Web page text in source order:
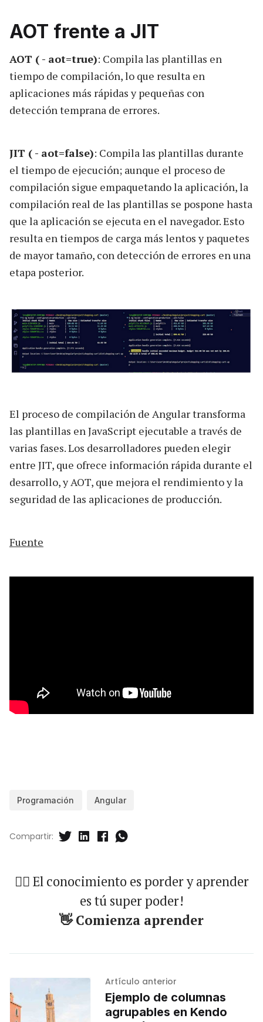
AOT frente a JIT
AOT ( - aot=true): Compila las plantillas en
tiempo de compilación, lo que resulta en
aplicaciones más rápidas y pequeñas con
detección temprana de errores.
JIT ( - aot=false): Compila las plantillas durante
el tiempo de ejecución; aunque el proceso de
compilación sigue empaquetando la aplicación, la
compilación real de las plantillas se pospone hasta
que la aplicación se ejecuta en el navegador. Esto
resulta en tiempos de carga más lentos y paquetes
de mayor tamaño, con detección de errores en una
etapa posterior.
El proceso de compilación de Angular transforma
las plantillas en JavaScript ejecutable a través de
varias fases. Los desarrolladores pueden elegir
entre JIT, que ofrece información rápida durante el
desarrollo, y AOT, que mejora el rendimiento y la
seguridad de las aplicaciones de producción.
Fuente
Programación Angular
Compartir:
🐱‍🏍 El conocimiento es porder y aprender
es tú super poder!
👋 Comienza aprender
Artículo anterior
Ejemplo de columnas
agrupables en Kendo